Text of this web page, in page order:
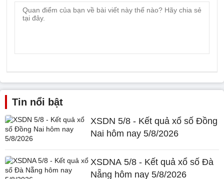
Tin nổi bật
XSDN 5/8 - Kết quả xổ số Đồng
Nai hôm nay 5/8/2026
XSDNA 5/8 - Kết quả xổ số Đà
Nẵng hôm nay 5/8/2026